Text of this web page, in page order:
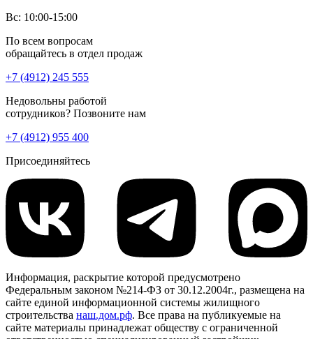
Вс: 10:00-15:00
По всем вопросам
обращайтесь в отдел продаж
+7 (4912) 245 555
Недовольны работой
сотрудников? Позвоните нам
+7 (4912) 955 400
Присоединяйтесь
Информация, раскрытие которой предусмотрено
Федеральным законом №214-ФЗ от 30.12.2004г., размещена на
сайте единой информационной системы жилищного
строительства наш.дом.рф. Все права на публикуемые на
сайте материалы принадлежат обществу с ограниченной